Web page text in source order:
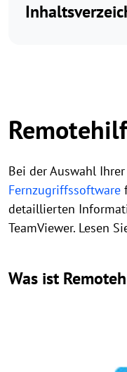
Bei der Auswahl
Fernzugriffssoftware
detaillierten
TeamViewer. Lesen
Was ist